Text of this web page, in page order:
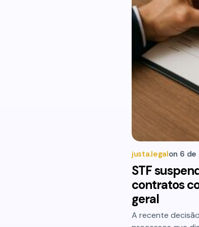
justa.legalon 6 de
STF
contratos
geral
A recente